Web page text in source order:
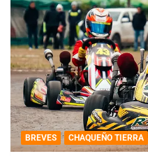
BREVES CHAQUEÑO TIERRA